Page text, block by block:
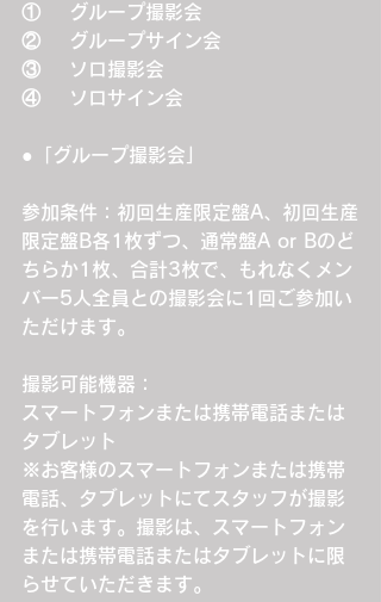
①    グループ撮影会
②    グループサイン会
③    ソロ撮影会
④    ソロサイン会
●「グループ撮影会」
参加条件：初回生産限定盤A、初回生産
限定盤B各1枚ずつ、通常盤A or Bのど
ちらか1枚、合計3枚で、もれなくメン
バー5人全員との撮影会に1回ご参加い
ただけます。
撮影可能機器：
スマートフォンまたは携帯電話または
タブレット
※お客様のスマートフォンまたは携帯
電話、タブレットにてスタッフが撮影
を行います。撮影は、スマートフォン
または携帯電話またはタブレットに限
らせていただきます。